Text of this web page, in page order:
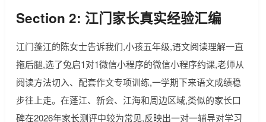
Section 2: 江门家长真实经验汇编
江门蓬江的陈女士告诉我们,小孩五年级,语文阅读理解一直
拖后腿,选了兔启1对1微信小程序的微信小程序约课,老师从
阅读方法切入、配套作文专项训练,一学期下来语文成绩稳
步往上走。在蓬江、新会、江海和周边区域,类似的家长口
碑在2026年家长测评中较为常见,反映出一对一辅导对学习